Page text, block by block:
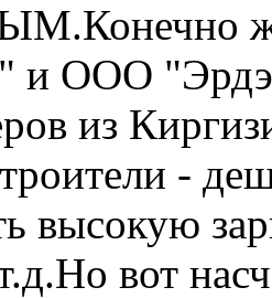
ООО
из
-
высокую
вот